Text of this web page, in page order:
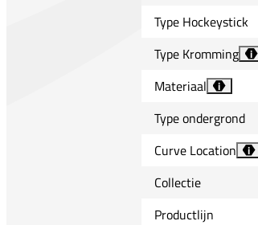
Type Hockeystick
Type Kromming
i
Materiaal
i
Type ondergrond
Curve Location
i
Collectie
Productlijn